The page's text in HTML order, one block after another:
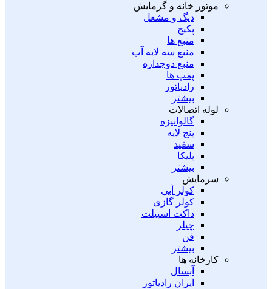
موتور خانه و گرمایش
دیگ و مشعل
پکیج
منبع ها
منبع سه لایه آب
منبع دوجداره
پمپ ها
رادیاتور
بیشتر
لوله اتصالات
گالوانیزه
پنج لایه
سفید
پلیکا
بیشتر
سرمایش
کولر آبی
کولر گازی
داکت اسپیلت
چیلر
فن
بیشتر
کارخانه ها
آبسال
ایران رادیاتور